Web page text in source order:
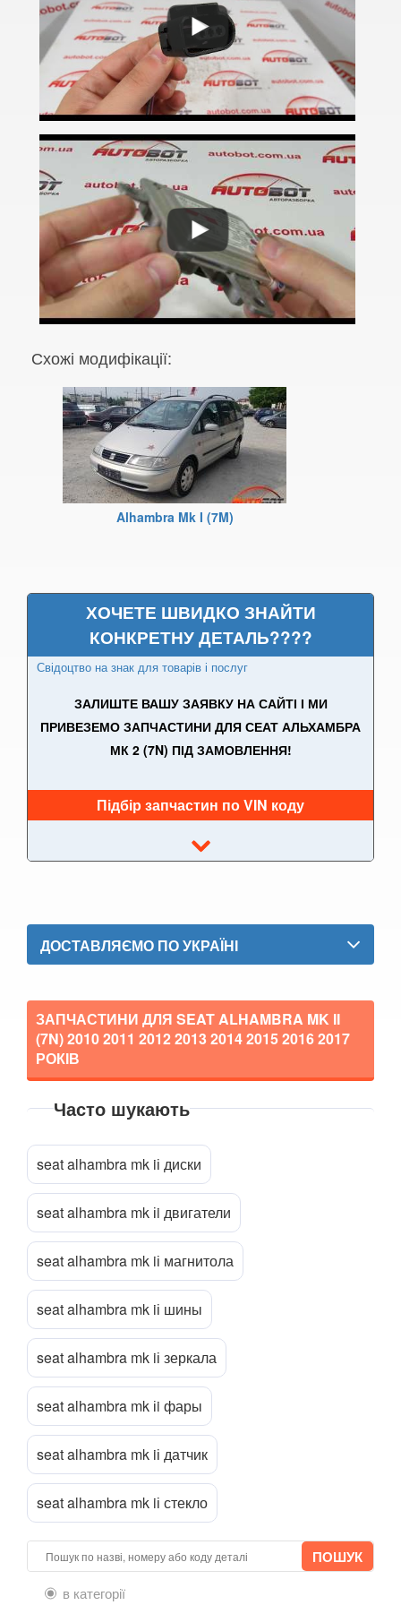
Altea Freetrack
Arona
Ateca (KH7)
Cordoba Mk II (6L)
Exeo (3R2)
Exeo ST (3R5)
Ibiza Mk III (6L)
Ibiza Mk IV (6J5)
Ibiza FR Mk IV (6J5)
Ibiza ST FR Mk IV (6J8)
Ibiza SC Mk IV (6J1)
Ibiza Mk V
Leon Mk I (1M1)
Leon Cupra Mk I
Leon Mk II FR (1P1)
Leon Cupra Mk II
Leon Mk III (5F1)
Leon ST Mk III (5F8)
Leon Cupra Mk III
Leon X-Perience
Toledo Mk IV (KG3)
SKODA
SMART keyboard_arrow_down
SUBARU keyboard_arrow_down
SUZUKI
TESLA keyboard_arrow_down
TOYOTA
VOLKSWAGEN
VOLVO
В наявності!
Схожі модифікації:
Alhambra Mk I (7M)
ХОЧЕТЕ ШВИДКО ЗНАЙТИ
КОНКРЕТНУ ДЕТАЛЬ????
Свідоцтво на знак для товарів і послуг
ЗАЛИШТЕ ВАШУ ЗАЯВКУ НА САЙТІ І МИ
ПРИВЕЗЕМО ЗАПЧАСТИНИ ДЛЯ СЕАТ АЛЬХАМБРА
МК 2 (7N) ПІД ЗАМОВЛЕННЯ!
Підбір запчастин по VIN коду
Прикріпити файл
ДОСТАВЛЯЄМО ПО УКРАЇНІ
ЗАПЧАСТИНИ ДЛЯ SEAT ALHAMBRA MK II
(7N)2010 2011 2012 2013 2014 2015 2016 2017
РОКІВ
Часто шукають
seat alhambra mk iі диски
seat alhambra mk іi двигатели
seat alhambra mk iі магнитола
seat alhambra mk iі шины
seat alhambra mk iі зеркала
seat alhambra mk іi фары
seat alhambra mk iі датчик
seat alhambra mk iі стекло
в категорії